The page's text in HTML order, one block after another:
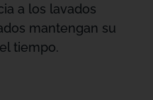
a los lavados
mantengan su
tiempo.